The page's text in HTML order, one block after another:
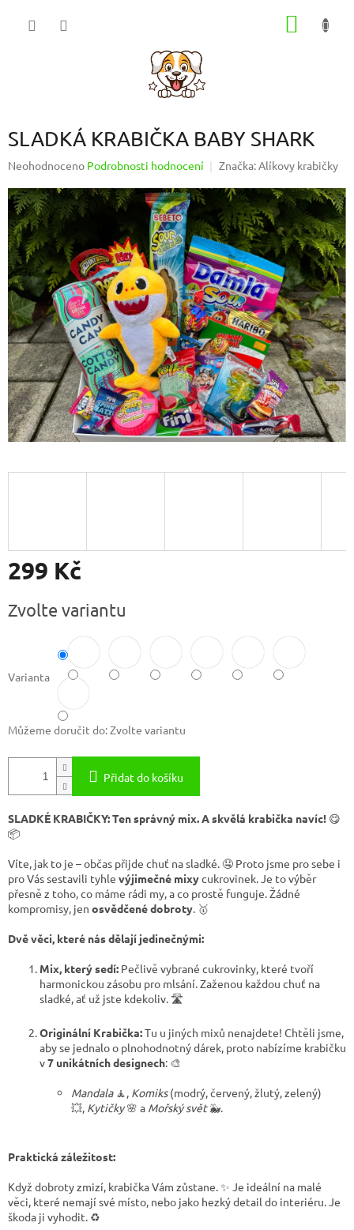
SLADKÁ KRABIČKA BABY SHARK
Průměrné
produktu
je
0,0
z
5
hvězdiček.
Neohodnoceno Podrobnosti hodnocení Značka:Alíkovy krabičky
299 Kč
cena:
Zvolte variantu
Varianta
Můžeme doručit do:Zvolte variantu
Přidat do košíku
SLADKÉ KRABIČKY: Ten správný mix. A skvělá krabička navíc! 😋
📦
Víte, jak to je – občas přijde chuť na sladké. 🤤 Proto jsme pro sebe i
pro Vás sestavili tyhle výjimečné mixycukrovinek. Je to výběr
přesně z toho, co máme rádi my, a co prostě funguje. Žádné
kompromisy, jen osvědčené dobroty. 🥇
Dvě věci, které nás dělají jedinečnými:
Mix, který sedí: Pečlivě vybrané cukrovinky, které tvoří
harmonickou zásobu pro mlsání. Zaženou každou chuť na
sladké, ať už jste kdekoliv. 🛣️
Originální Krabička:Tu u jiných mixů nenajdete! Chtěli jsme,
aby se jednalo o plnohodnotný dárek, proto nabízíme krabičku
v7 unikátních designech: 🎨
Mandala 🧘, Komiks (modrý, červený, žlutý, zelený)
💥, Kytičky 🌸 a Mořský svět 🐳.
Praktická záležitost:
Když dobroty zmizí, krabička Vám zůstane. ✨ Je ideální na malé
věci, které nemají své místo, nebo jako hezký detail do interiéru. Je
škoda ji vyhodit. ♻️